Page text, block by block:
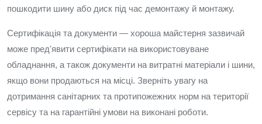
пошкодити шину або диск під час демонтажу й монтажу.
Сертифікація та документи — хороша майстерня зазвичай
може пред'явити сертифікати на використовуване
обладнання, а також документи на витратні матеріали і шини,
якщо вони продаються на місці. Зверніть увагу на
дотримання санітарних та протипожежних норм на території
сервісу та на гарантійні умови на виконані роботи.